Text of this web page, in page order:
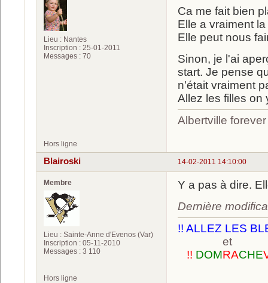
Lieu : Nantes
Inscription : 25-01-2011
Messages : 70
Ca me fait bien
Elle a vraiment
Elle peut nous
Sinon, je l'ai
start. Je pense
n'était vraiment
Allez les filles on
Albertville
Hors ligne
14-02-2011 14:10:00
Blairoski
Membre
Lieu : Sainte-Anne d'Evenos (Var)
Inscription : 05-11-2010
Messages : 3 110
Y a pas à dire.
Dernière
!! ALLEZ LES
et
!! DOMRACHE
Hors ligne